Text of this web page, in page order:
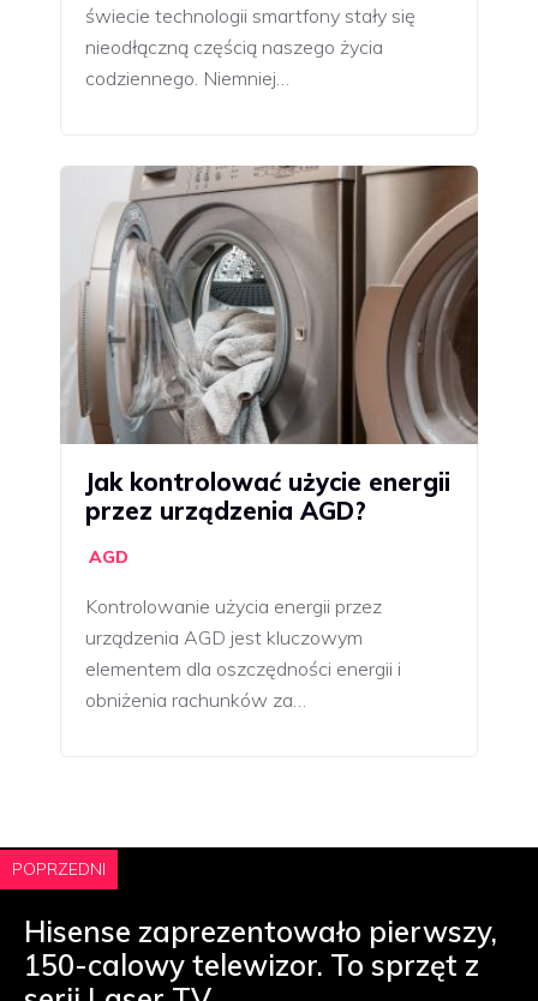
świecie technologii smartfony stały się
nieodłączną częścią naszego życia
codziennego. Niemniej…
Jak kontrolować użycie energii
przez urządzenia AGD?
AGD
Kontrolowanie użycia energii przez
urządzenia AGD jest kluczowym
elementem dla oszczędności energii i
obniżenia rachunków za…
POPRZEDNI
Hisense zaprezentowało pierwszy,
150-calowy telewizor. To sprzęt z